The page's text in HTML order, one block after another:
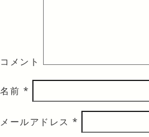
コメント
名前 *
メールアドレス *